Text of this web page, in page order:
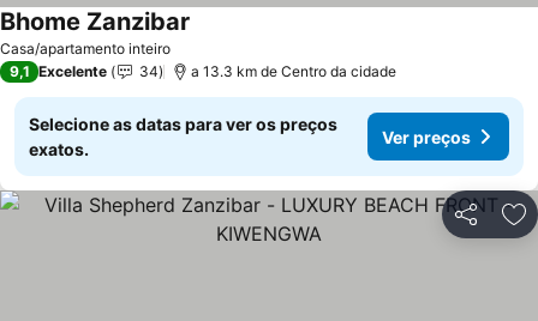
Casa/apartamento inteiro
Bhome Zanzibar
9,1 Excelente 34 a 13.3 km de Centro da cidade
Selecione as datas para ver os preços
exatos.
Ver preços
Partilhar